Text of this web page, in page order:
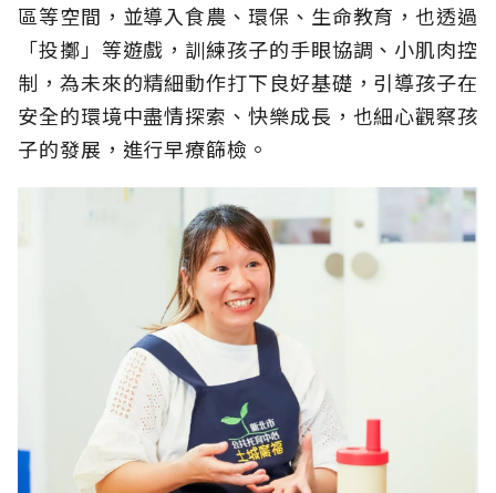
區等空間，並導入食農、環保、生命教育，也透過
「投擲」等遊戲，訓練孩子的手眼協調、小肌肉控
制，為未來的精細動作打下良好基礎，引導孩子在
安全的環境中盡情探索、快樂成長，也細心觀察孩
子的發展，進行早療篩檢。